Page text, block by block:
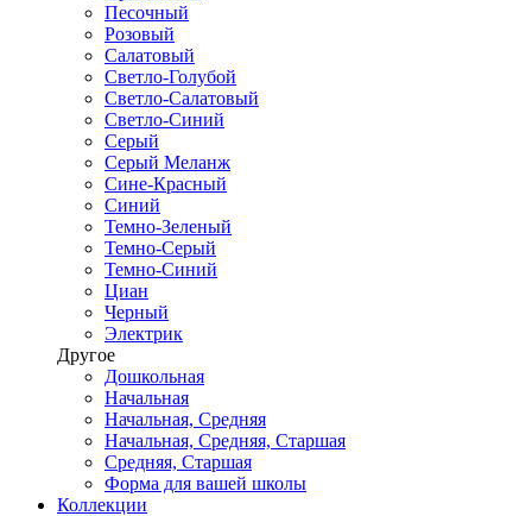
Песочный
Розовый
Салатовый
Светло-Голубой
Светло-Салатовый
Светло-Синий
Серый
Серый Меланж
Сине-Красный
Синий
Темно-Зеленый
Темно-Серый
Темно-Синий
Циан
Черный
Электрик
Другое
Дошкольная
Начальная
Начальная, Средняя
Начальная, Средняя, Старшая
Средняя, Старшая
Форма для вашей школы
Коллекции